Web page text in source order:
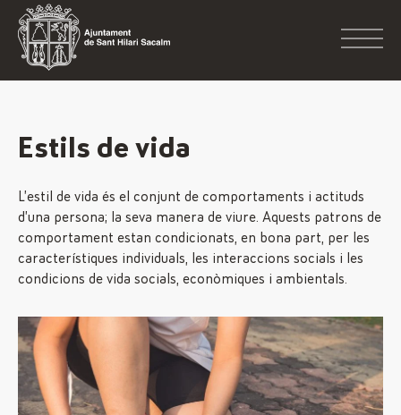
Estils de vida
L’estil de vida és el conjunt de comportaments i actituds
d’una persona; la seva manera de viure. Aquests patrons de
comportament estan condicionats, en bona part, per les
característiques individuals, les interaccions socials i les
condicions de vida socials, econòmiques i ambientals.